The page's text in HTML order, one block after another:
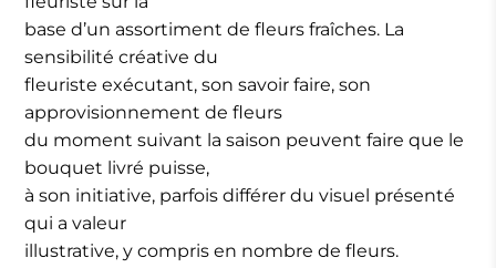
base d’un assortiment de fleurs fraîches. La
sensibilité créative du
fleuriste exécutant, son savoir faire, son
approvisionnement de fleurs
du moment suivant la saison peuvent faire que le
bouquet livré puisse,
à son initiative, parfois différer du visuel présenté
qui a valeur
illustrative, y compris en nombre de fleurs.